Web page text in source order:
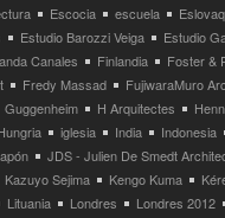
Escocia escuela
Estudio Barozzi Veiga
Estudio
Canales Finlandia
Foster &
Fredy Massad
FujiwaraMuro
Guggenheim H Arquitectes
iglesia India
Indonesia
JDS - Julien De Smedt
Kazuyo Sejima Kengo Kuma
Lituania Londres
Londres 2012